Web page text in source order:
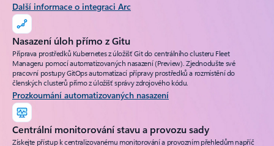
Další informace o integraci Arc
Nasazení úloh přímo z Gitu
Příprava prostředků Kubernetes z úložišť Git do centrálního clusteru Fleet
Manageru pomocí automatizovaných nasazení (Preview). Zjednodušte své
pracovní postupy GitOps automatizací přípravy prostředků a rozmístění do
členských clusterů přímo z úložišť správy zdrojového kódu.
Prozkoumání automatizovaných nasazení
Centrální monitorování stavu a provozu sady
Získejte přístup k centralizovanému monitorování a provozním přehledům napříč